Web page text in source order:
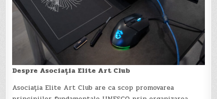
Despre Asociația Elite Art Club
Asociația Elite Art Club are ca scop promovarea